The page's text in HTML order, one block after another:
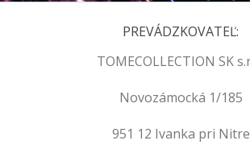
PREVÁDZKOVATEĽ:
TOMECOLLECTION SK
Novozámocká 1/185
951 12 Ivanka pri Nitre